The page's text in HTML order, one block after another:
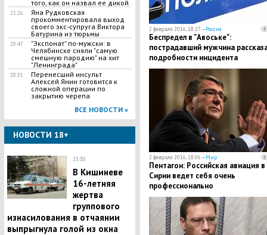
того, как он назвал ее дикой
21:26
Яна Рудковская
прокомментировала выход
своего экс-супруга Виктора
Батурина из тюрьмы
20:47
"Экспонат" по-мужски: в
Челябинске сняли "самую
смешную пародию" на хит
"Ленинграда"
20:31
Перенесший инсульт
Алексей Янин готовится к
сложной операции по
закрытию черепа
ВСЕ НОВОСТИ »
НОВОСТИ 18+
23:30
В Кишиневе
16-летняя
жертва
группового
изнасилования в отчаянии
выпрыгнула голой из окна
2 февраля 2016, 18:27 —Россия
Беспредел в "Авоське":
пострадавший мужчина
подробности инцидента
2 февраля 2016, 18:06 —Мир
Пентагон: Российская авиация в
Сирии ведет себя очень
профессионально